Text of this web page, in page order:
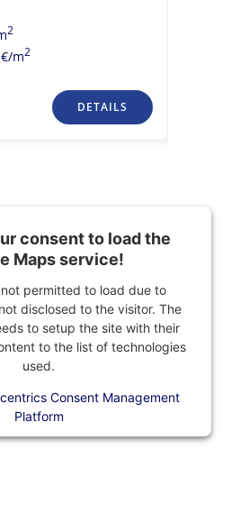
2
m2
DETAILS
consent to load the
Maps service!
permitted to load due to
disclosed to the visitor. The
to setup the site with their
to the list of technologies
used.
Consent Management
Platform